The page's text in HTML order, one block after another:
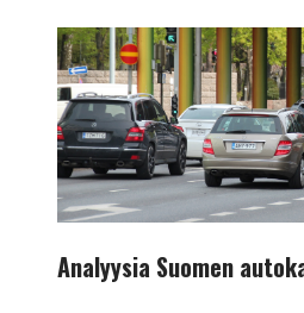
Analyysia
Suomen
autokannasta
Analyysia Suomen